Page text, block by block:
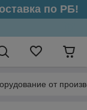
по РБ!
от